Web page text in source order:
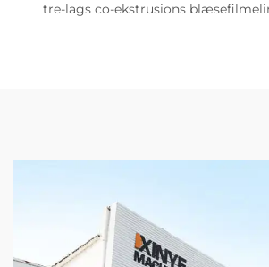
tre-lags co-ekstrusions